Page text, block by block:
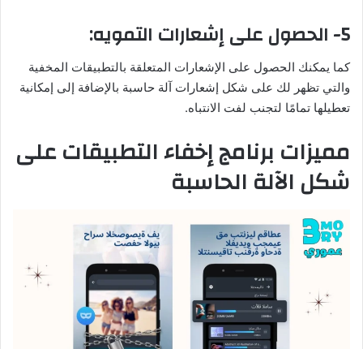
5- الحصول على إشعارات التمويه:
كما يمكنك الحصول على الإشعارات المتعلقة بالتطبيقات المخفية
والتي تظهر لك على شكل إشعارات آلة حاسبة بالإضافة إلى إمكانية
تعطيلها تمامًا لتجنب لفت الانتباه.
مميزات برنامج إخفاء التطبيقات على
شكل الآلة الحاسبة